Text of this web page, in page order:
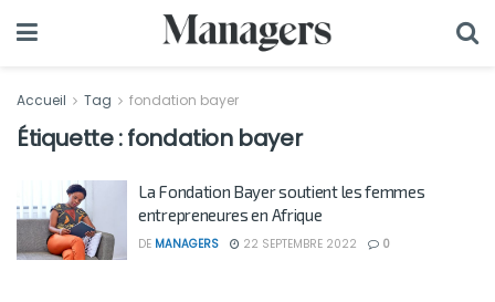
Accueil Tag fondation bayer
Étiquette :fondation bayer
La Fondation Bayer soutient les femmes
entrepreneures en Afrique
DE MANAGERS 22 SEPTEMBRE 2022 0